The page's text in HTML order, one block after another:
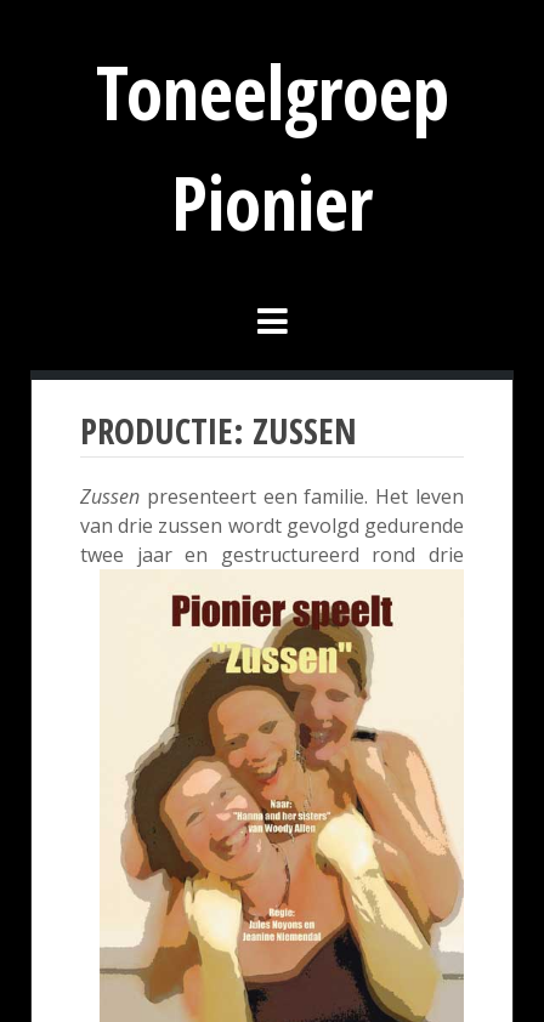
Toneelgroep
Pionier
PRODUCTIE: ZUSSEN
Zussen presenteert een familie. Het leven
van drie zussen wordt gevolgd gedurende
twee jaar en gestructureerd rond drie